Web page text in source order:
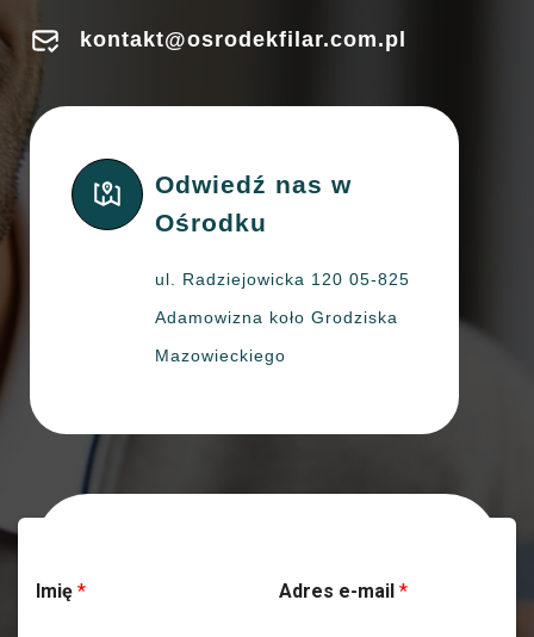
kontakt@osrodekfilar.com.pl
Odwiedź nas w
Ośrodku
ul. Radziejowicka 120 05-825
Adamowizna koło Grodziska
Mazowieckiego
Imię * Adres e-mail *